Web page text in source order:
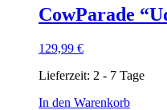
CowParade
129,99 €
Lieferzeit: 2 - 7 Tage
In den Warenkorb